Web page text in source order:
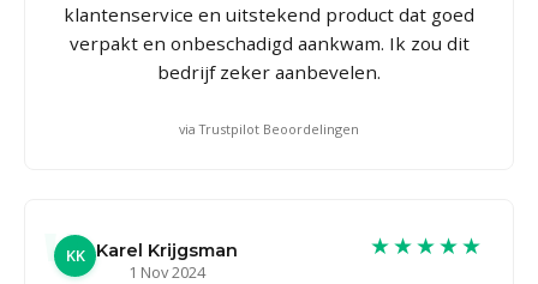
klantenservice en uitstekend product dat goed
verpakt en onbeschadigd aankwam. Ik zou dit
bedrijf zeker aanbevelen.
via Trustpilot Beoordelingen
KK Karel Krijgsman
1 Nov 2024
★★★★★